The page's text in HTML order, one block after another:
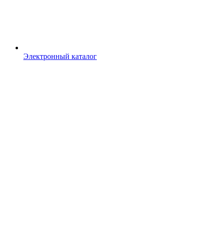
Электронный каталог